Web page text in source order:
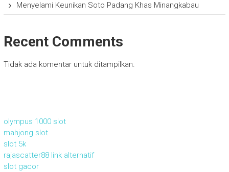
Menyelami Keunikan Soto Padang Khas Minangkabau
Recent Comments
Tidak ada komentar untuk ditampilkan.
olympus 1000 slot
mahjong slot
slot 5k
rajascatter88 link alternatif
slot gacor